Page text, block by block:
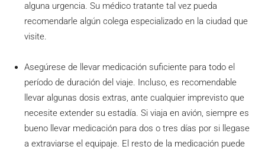
alguna urgencia. Su médico tratante tal vez pueda
recomendarle algún colega especializado en la ciudad que
visite.
Asegúrese de llevar medicación suficiente para todo el
período de duración del viaje. Incluso, es recomendable
llevar algunas dosis extras, ante cualquier imprevisto que
necesite extender su estadía. Si viaja en avión, siempre es
bueno llevar medicación para dos o tres días por si llegase
a extraviarse el equipaje. El resto de la medicación puede